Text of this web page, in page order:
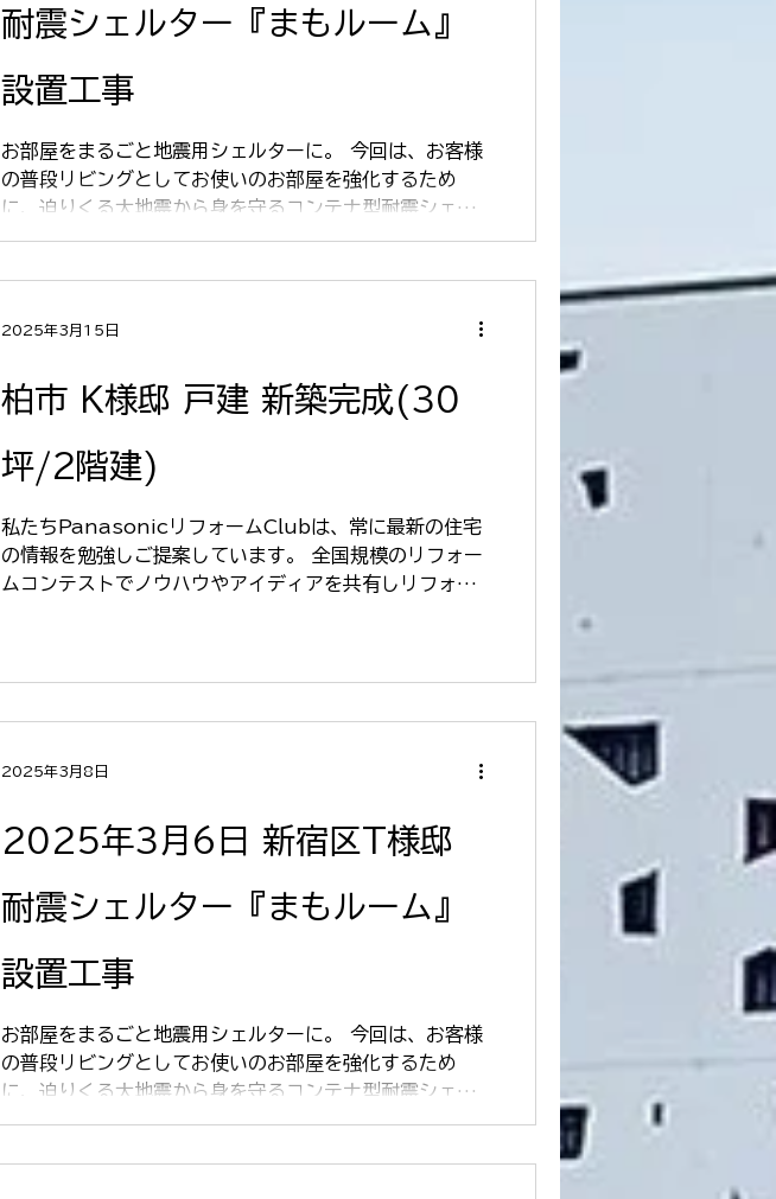
耐震シェルター『まもルーム』
設置工事
お部屋をまるごと地震用シェルターに。 今回は、お客様
の普段リビングとしてお使いのお部屋を強化するため
に、迫りくる大地震から身を守るコンテナ型耐震シェル
柏市 K様邸 戸建 新築完成(30
坪/2階建)
私たちPanasonicリフォームClubは、常に最新の住宅
の情報を勉強しご提案しています。 全国規模のリフォー
ムコンテストでノウハウやアイディアを共有しリフォー
2025年3月15日
2025年3月6日 新宿区T様邸
耐震シェルター『まもルーム』
設置工事
お部屋をまるごと地震用シェルターに。 今回は、お客様
の普段リビングとしてお使いのお部屋を強化するため
に、迫りくる大地震から身を守るコンテナ型耐震シェル
2025年3月8日